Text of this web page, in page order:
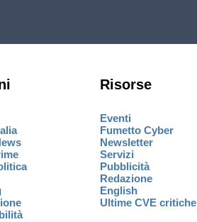
Risorse
Eventi
Fumetto Cyber
Newsletter
Servizi
Pubblicità
Redazione
English
Ultime CVE critiche